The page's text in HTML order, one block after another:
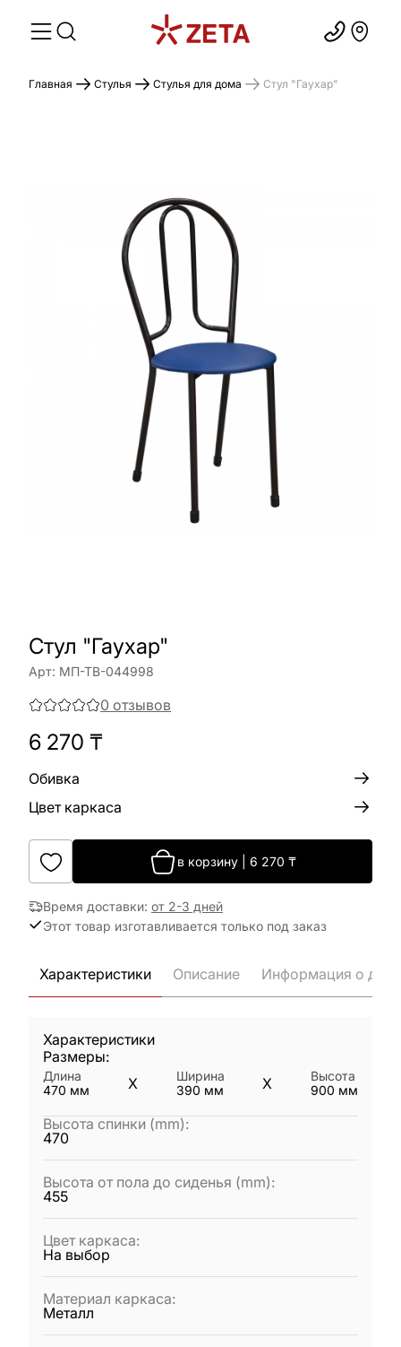
Главная Стулья Стулья для дома Стул "Гаухар"
Стул "Гаухар"
Арт: МП-ТВ-044998
0 отзывов
6 270 ₸
Обивка
Цвет каркаса
в корзину 6 270 ₸
Время доставки: от 2-3 дней
Этот товар изготавливается только под заказ
Характеристики Описание Информация о
Характеристики
Размеры:
Длина
470 мм X
Ширина
390 мм X
Высота
900 мм
Высота спинки (mm):
470
Высота от пола до сиденья (mm):
455
Цвет каркаса:
На выбор
Материал каркаса:
Металл